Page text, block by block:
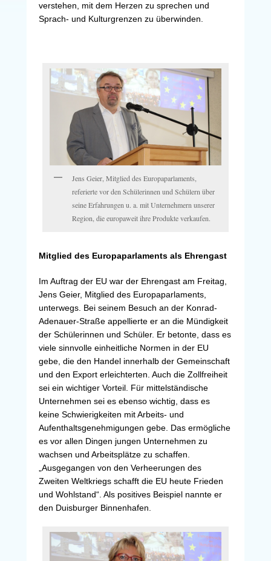
verstehen, mit dem Herzen zu sprechen und
Sprach- und Kulturgrenzen zu überwinden.
Jens Geier, Mitglied des Europaparlaments,
referierte vor den Schülerinnen und Schülern über
seine Erfahrungen u. a. mit Unternehmern unserer
Region, die europaweit ihre Produkte verkaufen.
Mitglied des Europaparlaments als Ehrengast
Im Auftrag der EU war der Ehrengast am Freitag,
Jens Geier, Mitglied des Europaparlaments,
unterwegs. Bei seinem Besuch an der Konrad-
Adenauer-Straße appellierte er an die Mündigkeit
der Schülerinnen und Schüler. Er betonte, dass es
viele sinnvolle einheitliche Normen in der EU
gebe, die den Handel innerhalb der Gemeinschaft
und den Export erleichterten. Auch die Zollfreiheit
sei ein wichtiger Vorteil. Für mittelständische
Unternehmen sei es ebenso wichtig, dass es
keine Schwierigkeiten mit Arbeits- und
Aufenthaltsgenehmigungen gebe. Das ermögliche
es vor allen Dingen jungen Unternehmen zu
wachsen und Arbeitsplätze zu schaffen.
„Ausgegangen von den Verheerungen des
Zweiten Weltkriegs schafft die EU heute Frieden
und Wohlstand“. Als positives Beispiel nannte er
den Duisburger Binnenhafen.